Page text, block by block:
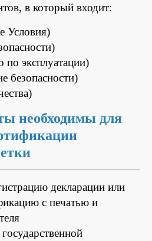
в который входит:
Условия)
по эксплуатации)
безопасности)
необходимы для
декларации или
с печатью и